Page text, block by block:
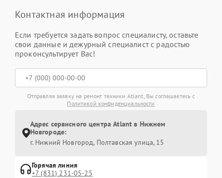
Контактная информация
Если требуется задать вопрос специалисту, оставьте
свои данные и дежурный специалист с радостью
проконсультирует Вас!
Отправляя заявку на ремонт техники Atlant, Вы соглашаетесь с
Политикой конфиденциальности
Адрес сервисного центра Atlant в Нижнем
Новгороде:
г. Нижний Новгород, Полтавская улица, 15
Горячая линия
+7 (831) 231-05-25